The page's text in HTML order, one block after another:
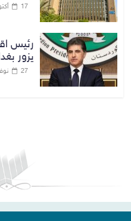
17 أكتوبر، 2023
رئيس
يزور
27 نوفمبر، 2022